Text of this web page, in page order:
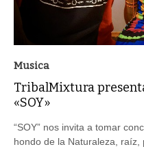
Musica
TribalMixtura
«SOY»
“SOY” nos invita a tomar
hondo de la Naturaleza,